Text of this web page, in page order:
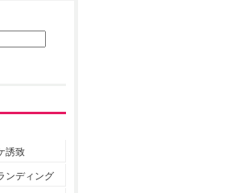
誘致
ンディング